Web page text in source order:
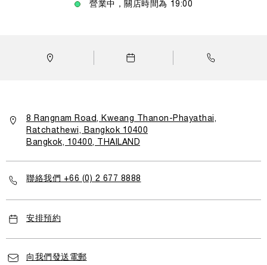
營業中，關店時間為 19:00
8 Rangnam Road, Kweang Thanon-Phayathai,
Ratchathewi, Bangkok 10400
Bangkok, 10400, THAILAND
聯絡我們 +66 (0) 2 677 8888
安排預約
向我們發送電郵